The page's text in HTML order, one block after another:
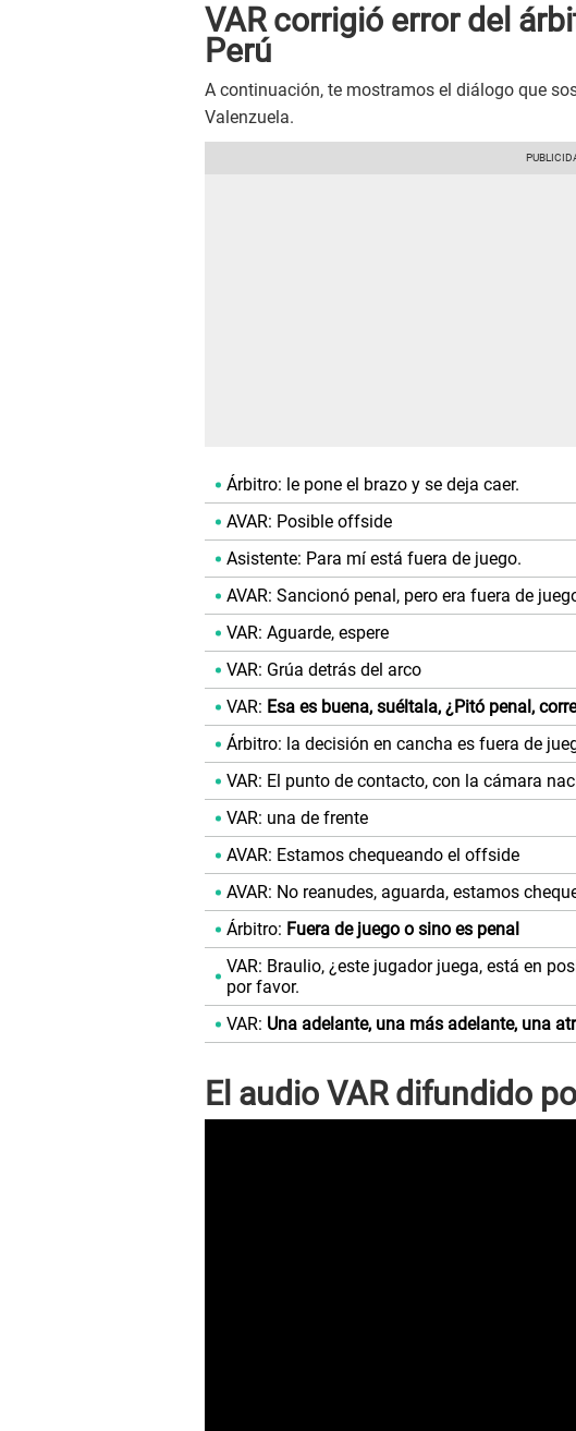
VAR corrigió error del
Perú
A continuación, te mostramos el diálogo que
Valenzuela.
Árbitro: le pone el brazo y se deja caer.
AVAR: Posible offside
Asistente: Para mí está fuera de juego.
AVAR: Sancionó penal, pero era fuera de
VAR: Aguarde, espere
VAR: Grúa detrás del arco
VAR: Esa es buena, suéltala, ¿Pitó penal,
Árbitro: la decisión en cancha es fuera de
VAR: El punto de contacto, con la cámara
VAR: una de frente
AVAR: Estamos chequeando el offside
AVAR: No reanudes, aguarda, estamos
Árbitro: Fuera de juego o sino es penal
VAR: Braulio, ¿este jugador juega, está en
por favor.
VAR: Una adelante, una más adelante, una
El audio VAR difundido